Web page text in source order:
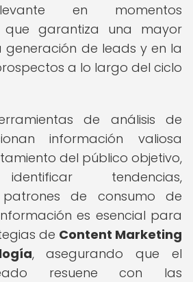
en momentos
que garantiza una mayor
de leads y en la
a lo largo del ciclo
de análisis de
información valiosa
del público objetivo,
tendencias,
de consumo de
es esencial para
de Content Marketing
, asegurando que el
resuene con las